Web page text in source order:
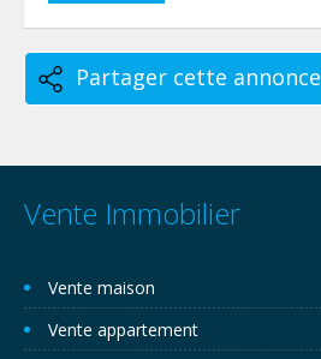
Partager cette annonce
Vente Immobilier
Vente maison
Vente appartement